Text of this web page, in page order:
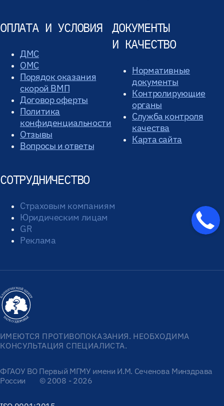
ОПЛАТА И УСЛОВИЯ
ДМС
ОМС
Порядок оказания
скорой ВМП
Договор оферты
Политика
конфиденциальности
Отзывы
Вопросы и ответы
ДОКУМЕНТЫ
И КАЧЕСТВО
Нормативные
документы
Контролирующие
органы
Служба контроля
качества
Карта сайта
СОТРУДНИЧЕСТВО
Страховым компаниям
Юридическим лицам
GR
Реклама
ИМЕЮТСЯ ПРОТИВОПОКАЗАНИЯ. НЕОБХОДИМА
КОНСУЛЬТАЦИЯ СПЕЦИАЛИСТА.
ФГАОУ ВО Первый МГМУ имени И.М. Сеченова Минздрава
России
© 2008 - 2026